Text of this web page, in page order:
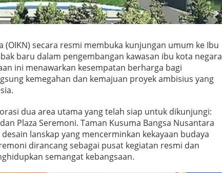
(OIKN) secara resmi membuka kunjungan umum ke Ibu
baru dalam pengembangan kawasan ibu kota negara
ini menawarkan kesempatan berharga bagi
kemegahan dan kemajuan proyek ambisius yang
dua area utama yang telah siap untuk dikunjungi:
Plaza Seremoni. Taman Kusuma Bangsa Nusantara
lanskap yang mencerminkan kekayaan budaya
dirancang sebagai pusat kegiatan resmi dan
semangat kebangsaan.